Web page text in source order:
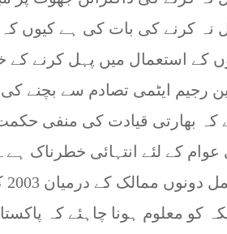
نہ کرنے کی بات کی ہے کیوں
کے استعمال میں پہل کرنے کے
رجیم ایٹمی تصادم سے بچنے
کہ بھارتی قیادت کی منفی
عوام کے لئے انتہائی خطرناک
کو معلوم ہونا چاہئے کہ